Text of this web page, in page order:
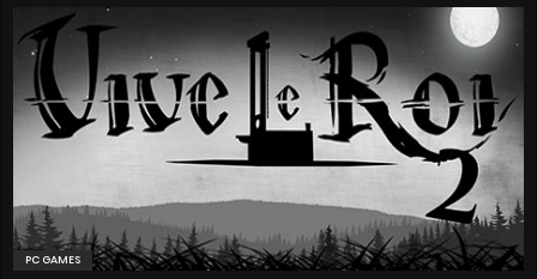
PC GAMES